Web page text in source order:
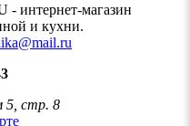
интернет-магазин
и кухни.
5, стр. 8